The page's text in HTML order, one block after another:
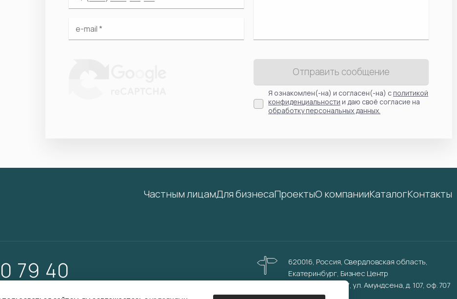
Отправить сообщение
Я ознакомлен(-на) и согласен(-на) сполитикой
конфиденциальности и даю своё согласие на
обработку персональных данных.
Частным лицамДля бизнесаПроектыО компанииКаталогКонтакты
79 40
620016, Россия, Свердловская область,
Екатеринбург, Бизнес Центр
"Инновационный", ул. Амундсена, д. 107, оф. 707